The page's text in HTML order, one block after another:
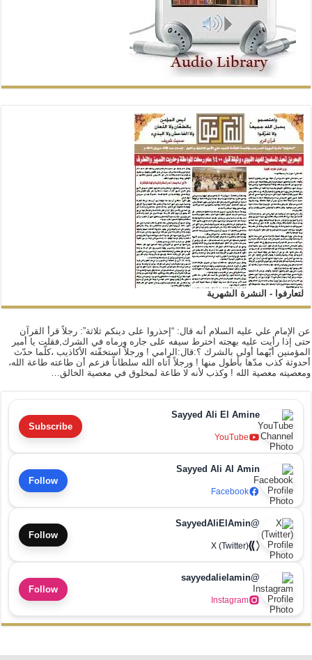
لتعارفوا - النشرة الشهرية
عن الإمام علي عليه السلام أنه قال: “إحذروا على دينكم ثلاثة”: رجلاً قرأ القرآن
حتى إذا رأيت عليه بهجته اخترط سيفه على جاره ورماه في الشرك,فقلت يا أمير
المؤمنين أيّهما أولى بالشرك ؟:قال:الرامي ! ورجلاً استخفّته الأكاذيب ،كلّما حدّث
أحدوثة كذب مدّها بأطول منها ! ورجلاً آتاه الله سلطاناً فزعم أن طاعته طاعة الله،
ومعصيته معصية الله ! وكذب لأنه لا طاعة لمخلوق في معصية الخالق…
Sayyed Ali El Amine
YouTube
Subscribe
Sayyed Ali Al Amin
Facebook
Follow
@SayyedAliElAmin
X (Twitter)
Follow
@sayyedalielamin
Instagram
Follow